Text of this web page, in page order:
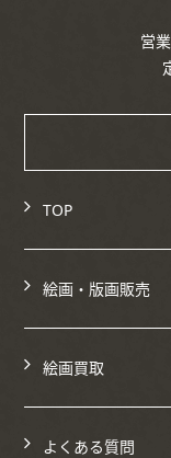
営
TOP
絵画・版画販売
絵画買取
よくある質問